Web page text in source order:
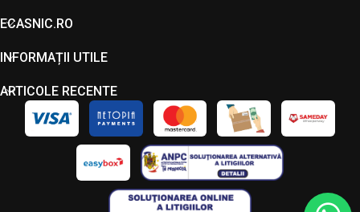
ECASNIC.RO
INFORMAȚII UTILE
ARTICOLE RECENTE